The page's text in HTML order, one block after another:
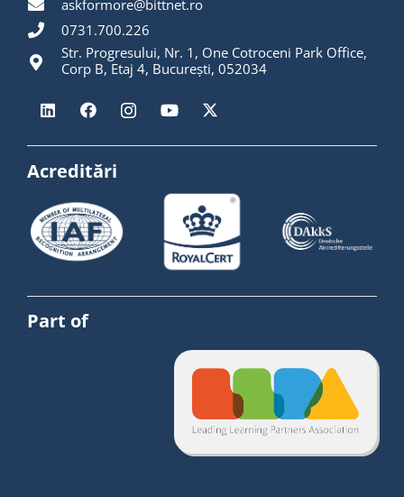
askformore@bittnet.ro
0731.700.226
Str. Progresului, Nr. 1, One Cotroceni Park Office,
Corp B, Etaj 4, București, 052034
Acreditări
Part of